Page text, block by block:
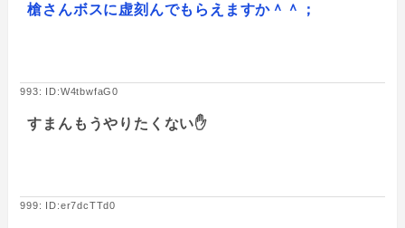
槍さんボスに虚刻んでもらえますか＾＾；
993: ID:W4tbwfaG0
すまんもうやりたくない✋
999: ID:er7dcTTd0